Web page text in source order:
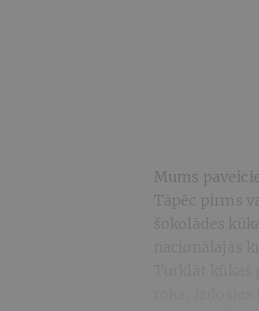
Mums
Tāpēc pirms
šokolādes